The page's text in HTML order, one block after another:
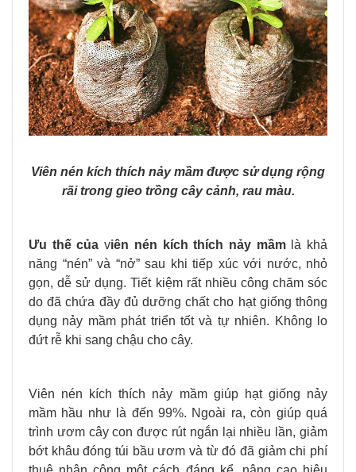
Viên nén kích thích nảy mầm được sử dụng rộng
rãi trong gieo trồng cây cảnh, rau màu.
Ưu thế của viên nén kích thích nảy mầmlà khả
năng “nén” và “nở” sau khi tiếp xúc với nước, nhỏ
gọn, dễ sử dụng. Tiết kiệm rất nhiều công chăm sóc
do đã chứa đầy đủ dưỡng chất cho hạt giống thông
dụng nảy mầm phát triển tốt và tự nhiên. Không lo
đứt rễ khi sang chậu cho cây.
Viên nén kích thích nảy mầm giúp hạt giống nảy
mầm hầu như là đến 99%. Ngoài ra, còn giúp quá
trình ươm cây con được rút ngắn lại nhiều lần, giảm
bớt khâu đóng túi bầu ươm và từ đó đã giảm chi phí